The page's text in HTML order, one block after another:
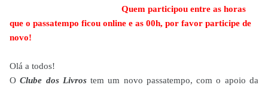
Quem participou entre as horas
que o passatempo ficou online e as 00h, por favor participe de
novo!
Olá a todos!
OClube dos Livrostem um novo passatempo, com o apoio da